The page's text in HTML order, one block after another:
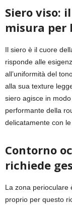
Siero viso:
misura per
Il siero è il cuore
risponde alle
all’uniformità del
alla sua texture
siero agisce in
performante della
delicatamente con
Contorno
richiede
La zona perioculare
proprio per questo